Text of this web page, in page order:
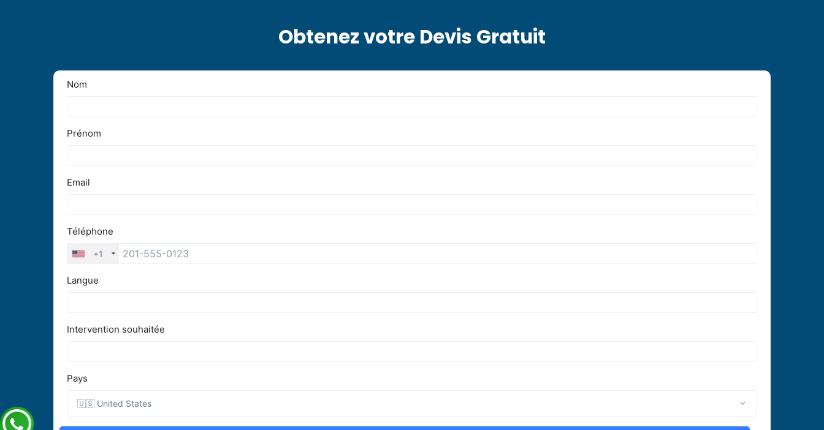
Obtenez votre Devis Gratuit